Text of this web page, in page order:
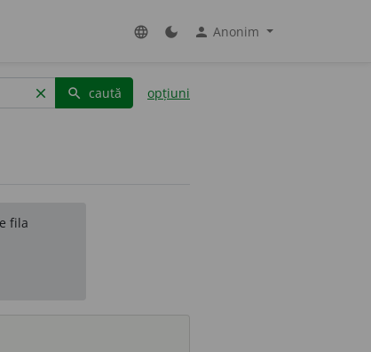
language dark_mode person Anonim
clear search caută opțiuni
fila